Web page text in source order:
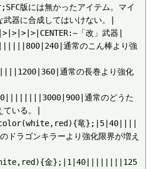
版には無かったアイテム。マイ
器に合成してはいけない。|
「改」武器|
通常のこん棒より強
通常の長巻より強化
通常のどうた
ている。|
|&color(white,red){竜};|5|40||||
ラゴンキラーより強化限界が増え
金};|1|40||||||||125